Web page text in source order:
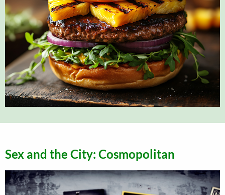
Sex and the City: Cosmopolitan